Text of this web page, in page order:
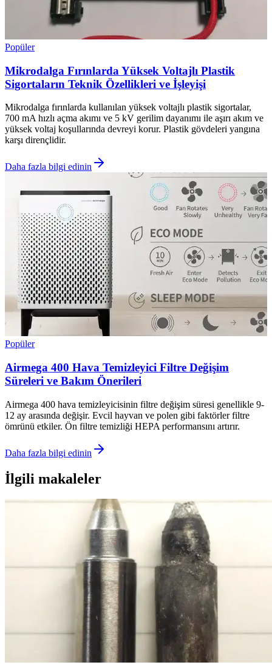
Popüler
Mikrodalga Fırınlarda Yüksek Voltajlı Plastik
Sigortaların Teknik Özellikleri ve İşleyişi
Mikrodalga fırınlarda kullanılan yüksek voltajlı plastik sigortalar,
700 mA hızlı açma akımı ve 5 kV gerilim dayanımı ile aşırı akım ve
yüksek voltaj koşullarında devreyi korur. Plastik gövdeleri yangına
karşı dirençlidir.
Daha fazla bilgi edinin
Popüler
Airmega 400 Hava Temizleyici Filtre Değişim
Süreleri ve Bakım Önerileri
Airmega 400 hava temizleyicisinin filtre değişim süresi genellikle 9-
12 ay arasında değişir. Evcil hayvan ve polen gibi faktörler filtre
ömrünü etkiler. Ön filtre temizliği HEPA performansını artırır.
Daha fazla bilgi edinin
İlgili makaleler